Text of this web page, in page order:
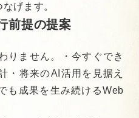
げます。
前提の提案
りません。
・今すぐでき
・将来のAI活用を見据え
も成果を生み続けるWeb